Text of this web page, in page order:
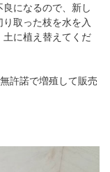
になるので、新し
取った枝を水を入
に植え替えてくだ
許諾で増殖して販売